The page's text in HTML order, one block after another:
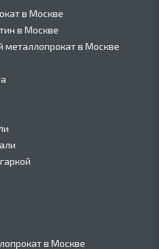
в Москве
в Москве
металлопрокат в Москве
в Москве